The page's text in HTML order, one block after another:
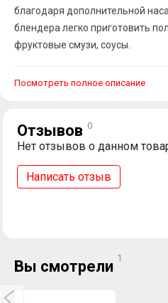
благодаря дополнительной насадке. С помощью
блендера легко приготовить
фруктовые смузи, соусы.
Посмотреть полное описание
Отзывов 0
Нет отзывов о данном
Написать отзыв
Вы смотрели 1